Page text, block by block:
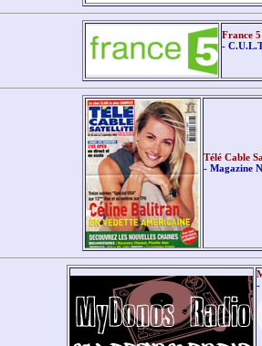
France 5
-
Télé Cable
- Magazine
-